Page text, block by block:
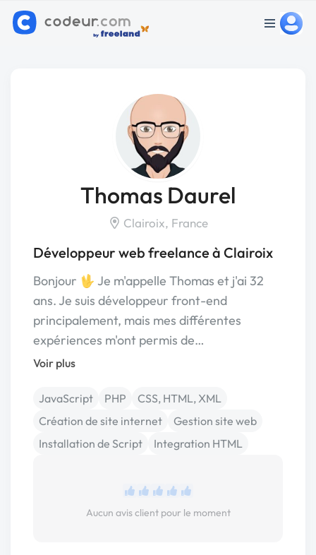
Thomas Daurel
Clairoix, France
Développeur web freelance à Clairoix
Bonjour 🖖 Je m'appelle Thomas et j'ai 32
ans. Je suis développeur front-end
principalement, mais mes différentes
expériences m'ont permis de…
Voir plus
JavaScript PHP
CSS, HTML, XML
Création de site internet
Gestion site web
Installation de Script
Integration HTML
Aucun avis client pour le moment